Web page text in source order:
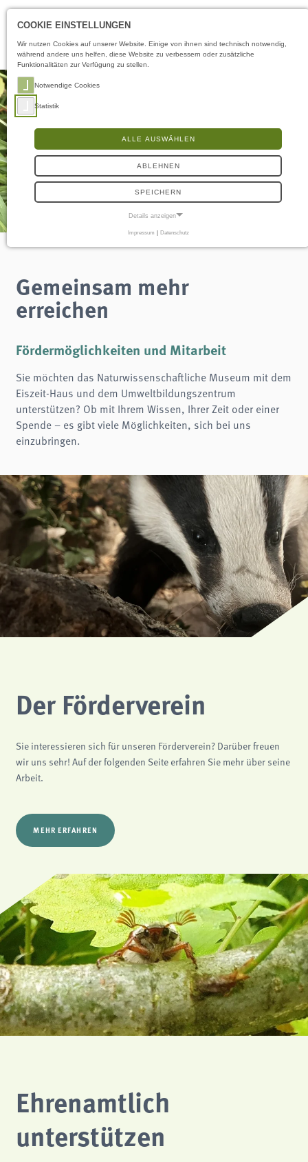
Öffnungszeiten
Gemeinsam mehr
erreichen
Fördermöglichkeiten und Mitarbeit
Sie möchten das Naturwissenschaftliche Museum mit dem
Eiszeit-Haus und dem Umweltbildungszentrum
unterstützen? Ob mit Ihrem Wissen, Ihrer Zeit oder einer
Spende – es gibt viele Möglichkeiten, sich bei uns
einzubringen.
Der Förderverein
Sie interessieren sich für unseren Förderverein? Darüber freuen
wir uns sehr! Auf der folgenden Seite erfahren Sie mehr über seine
Arbeit.
MEHR ERFAHREN
Ehrenamtlich
unterstützen
COOKIE EINSTELLUNGEN
Wir nutzen Cookies auf unserer Website. Einige von ihnen sind technisch notwendig,
während andere uns helfen, diese Website zu verbessern oder zusätzliche
Funktionalitäten zur Verfügung zu stellen.
Notwendige Cookies
Statistik
ALLE AUSWÄHLEN
ABLEHNEN
SPEICHERN
Details anzeigen
Frontend User
Name:
Anbieter:
naturwissenschaftliches-museum.de
Zweck:
Cookie Laufzeit:
Einverständnis-Cookie
cookie_consent
Zweck:
Dieser Cookie speichert die ausgewählten Einverständnis-Optionen des Benutzers
Cookie Laufzeit:
1 Jahr
STATISTIK
Wir verwenden Matomo für anonyme Website-Analysen, um unsere Dienste zu
verbessern. Es werden keine Cookies gespeichert.
analytics
Impressum | Datenschutz